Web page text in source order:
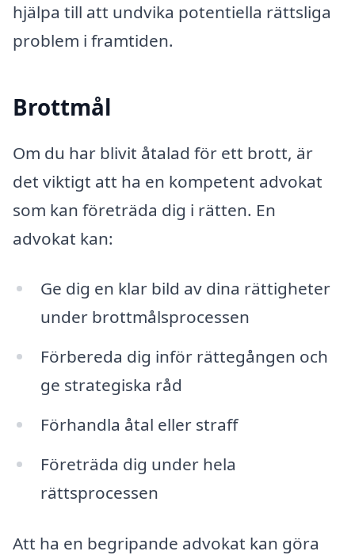
hjälpa till att undvika potentiella rättsliga
problem i framtiden.
Brottmål
Om du har blivit åtalad för ett brott, är
det viktigt att ha en kompetent advokat
som kan företräda dig i rätten. En
advokat kan:
Ge dig en klar bild av dina rättigheter
under brottmålsprocessen
Förbereda dig inför rättegången och
ge strategiska råd
Förhandla åtal eller straff
Företräda dig under hela
rättsprocessen
Att ha en begripande advokat kan göra